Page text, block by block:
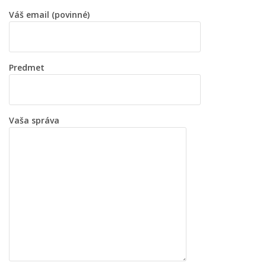
Váš email (povinné)
Predmet
Vaša správa